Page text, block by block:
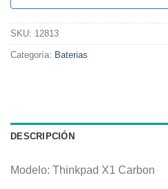
SKU: 12813
Categoría: Baterias
DESCRIPCIÓN
Modelo: Thinkpad X1 Carbon